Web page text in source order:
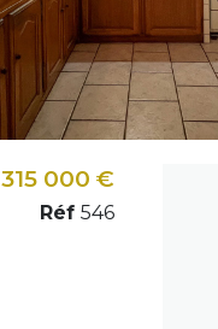
315 000 €
Réf 546